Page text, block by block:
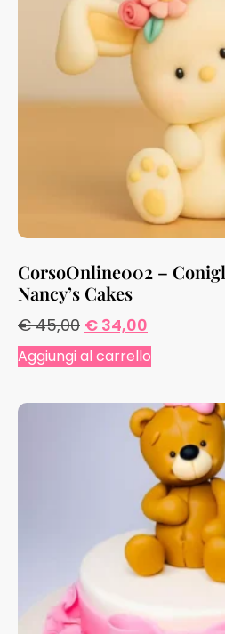
CorsoOnline002 –
Nancy’s Cakes
€45,00 € 34,00
Aggiungi al carrello